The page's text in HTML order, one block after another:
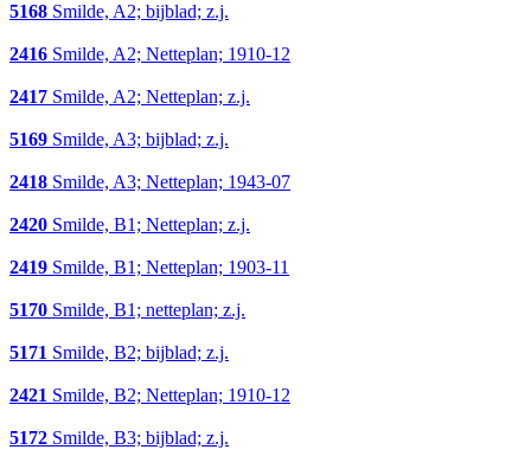
5168 Smilde, A2; bijblad; z.j.
2416 Smilde, A2; Netteplan; 1910-12
2417 Smilde, A2; Netteplan; z.j.
5169 Smilde, A3; bijblad; z.j.
2418 Smilde, A3; Netteplan; 1943-07
2420 Smilde, B1; Netteplan; z.j.
2419 Smilde, B1; Netteplan; 1903-11
5170 Smilde, B1; netteplan; z.j.
5171 Smilde, B2; bijblad; z.j.
2421 Smilde, B2; Netteplan; 1910-12
5172 Smilde, B3; bijblad; z.j.